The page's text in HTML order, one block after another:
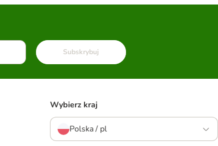
Subskrybuj
Wybierz kraj
Polska / pl